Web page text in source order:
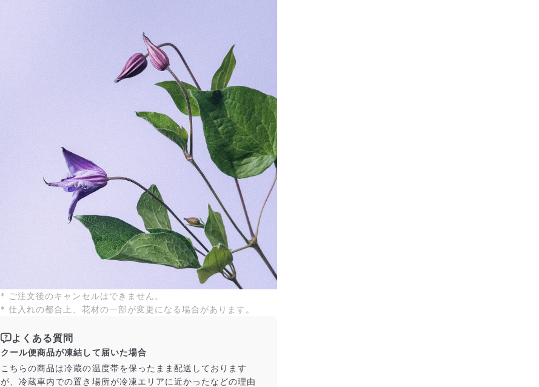
届いたお花に元気がなかったら？
もし届いたお花に「枯れている」「折れている」などの不備が
あった場合は、些細なことでもお気軽にサポートまでご連絡く
ださい。ご返金にて補償いたします。
* ご注文後のキャンセルはできません。
* 仕入れの都合上、花材の一部が変更になる場合があります。
よくある質問
クール便商品が凍結して届いた場合
こちらの商品は冷蔵の温度帯を保ったまま配送しております
が、冷蔵車内での置き場所が冷凍エリアに近かったなどの理由